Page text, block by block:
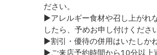
ださい。
▶アレルギー食材や召し上がれ
したら、予めお申し付けくださ
▶割引・優待の併用はいたしか
▶ご来店予約時間から10分以上